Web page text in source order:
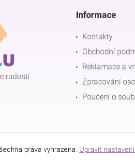
radostí
Informace
Kontakty
Obchodní
Reklamace a
Zpracování
Poučení o
práva vyhrazena. Upravit